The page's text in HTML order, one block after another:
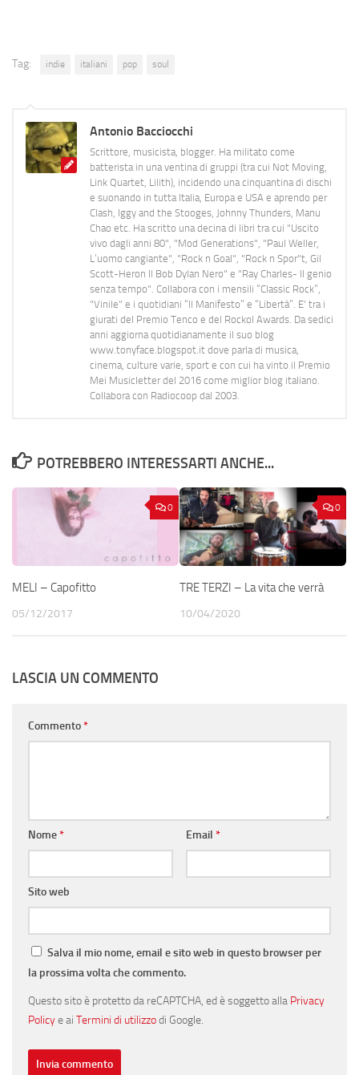
Tag: indie italiani pop soul
Antonio Bacciocchi
Scrittore, musicista, blogger. Ha militato come
batterista in una ventina di gruppi (tra cui Not Moving,
Link Quartet, Lilith), incidendo una cinquantina di dischi
e suonando in tutta Italia, Europa e USA e aprendo per
Clash, Iggy and the Stooges, Johnny Thunders, Manu
Chao etc. Ha scritto una decina di libri tra cui "Uscito
vivo dagli anni 80", "Mod Generations", "Paul Weller,
L’uomo cangiante", "Rock n Goal", "Rock n Spor"t, Gil
Scott-Heron Il Bob Dylan Nero" e "Ray Charles- Il genio
senza tempo". Collabora con i mensili “Classic Rock”,
"Vinile" e i quotidiani “Il Manifesto” e “Libertà”. E' tra i
giurati del Premio Tenco e del Rockol Awards. Da sedici
anni aggiorna quotidianamente il suo blog
www.tonyface.blogspot.it dove parla di musica,
cinema, culture varie, sport e con cui ha vinto il Premio
Mei Musicletter del 2016 come miglior blog italiano.
Collabora con Radiocoop dal 2003.
POTREBBERO INTERESSARTI ANCHE...
0
MELI – Capofitto
05/12/2017
0
TRE TERZI – La vita che verrà
10/04/2020
LASCIA UN COMMENTO
Commento*
Nome* Email *
Sito web
Salva il mio nome, email e sito web in questo browser per
la prossima volta che commento.
Questo sito è protetto da reCAPTCHA, ed è soggetto alla Privacy
Policye ai Termini di utilizzodi Google.